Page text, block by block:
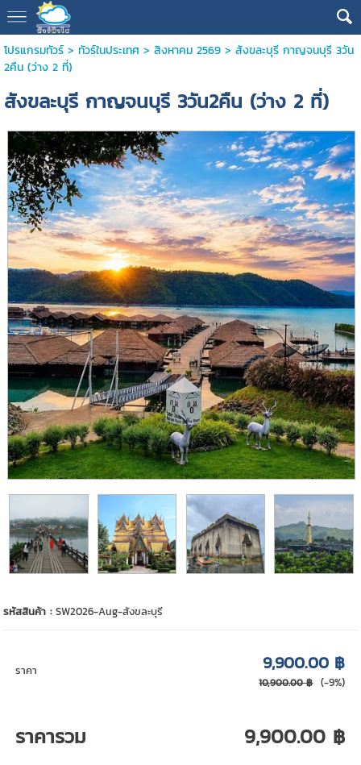
โปรแกรมทัวร์> ทัวร์ในประเทศ> สิงหาคม 2569> สังขละบุรี กาญจนบุรี 3วัน
2คืน (ว่าง 2 ที่)
สังขละบุรี กาญจนบุรี 3วัน2คืน (ว่าง 2 ที่)
รหัสสินค้า :SW2026-Aug-สังขละบุรี
ราคา 9,900.00 ฿
10,900.00 ฿ (-9%)
ราคารวม 9,900.00 ฿